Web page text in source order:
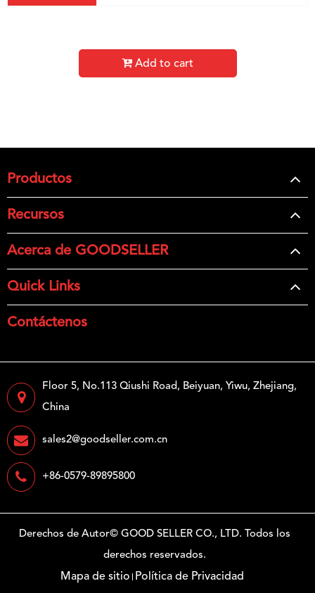
Add to cart
Productos
Recursos
Acerca de GOODSELLER
Quick Links
Contáctenos
Floor 5, No.113 Qiushi Road, Beiyuan, Yiwu, Zhejiang,
China
sales2@goodseller.com.cn
+86-0579-89895800
Derechos de Autor© GOOD SELLER CO., LTD. Todos los
derechos reservados.
Mapa de sitio Política de Privacidad